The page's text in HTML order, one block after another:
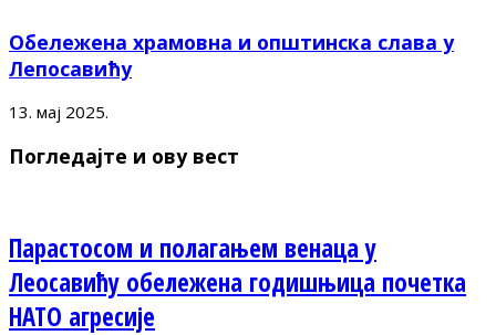
Обележена храмовна и општинска слава у
Лепосавићу
13. мај 2025.
Погледајте и ову вест
Парастосом и полагањем венаца у
Леосавићу обележена годишњица почетка
НАТО агресије